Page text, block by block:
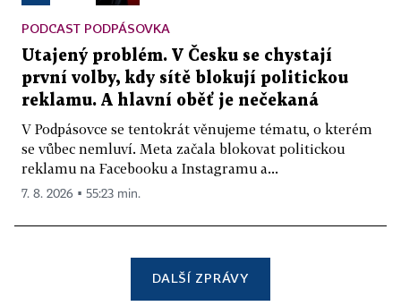
PODCAST PODPÁSOVKA
Utajený problém. V Česku se chystají
první volby, kdy sítě blokují politickou
reklamu. A hlavní oběť je nečekaná
V Podpásovce se tentokrát věnujeme tématu, o kterém
se vůbec nemluví. Meta začala blokovat politickou
reklamu na Facebooku a Instagramu a...
7. 8. 2026 ▪ 55:23 min.
DALŠÍ ZPRÁVY